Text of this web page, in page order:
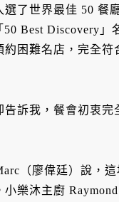
選了世界最佳 50 餐
50 Best Discovery」
約困難名店，完全符
告訴我，餐會初衷完
（廖偉廷）說，
小樂沐主廚